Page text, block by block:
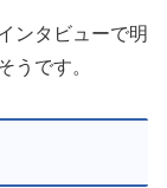
ンタビューで明
うです。